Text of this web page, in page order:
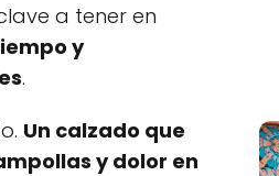
a tener en
y
.
Un calzado que
y dolor en